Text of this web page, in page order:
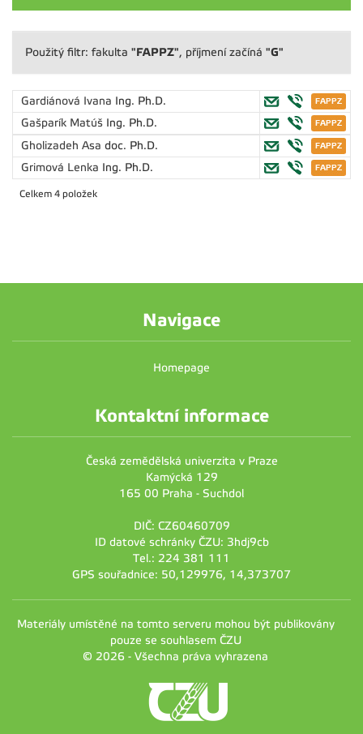
Použitý filtr: fakulta "FAPPZ", příjmení začíná "G"
Gardiánová Ivana Ing. Ph.D.
Gašparík Matúš Ing. Ph.D.
Gholizadeh Asa doc. Ph.D.
Grimová Lenka Ing. Ph.D.
Celkem 4 položek
Navigace
Homepage
Kontaktní informace
Česká zemědělská univerzita v Praze
Kamýcká 129
165 00 Praha - Suchdol
DIČ: CZ60460709
ID datové schránky ČZU: 3hdj9cb
Tel.: 224 381 111
GPS souřadnice: 50,129976, 14,373707
Materiály umístěné na tomto serveru mohou být publikovány
pouze se souhlasem ČZU
© 2026 - Všechna práva vyhrazena